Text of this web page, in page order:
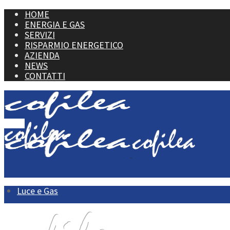
HOME
ENERGIA E GAS
SERVIZI
RISPARMIO ENERGETICO
AZIENDA
NEWS
CONTATTI
Luce e Gas